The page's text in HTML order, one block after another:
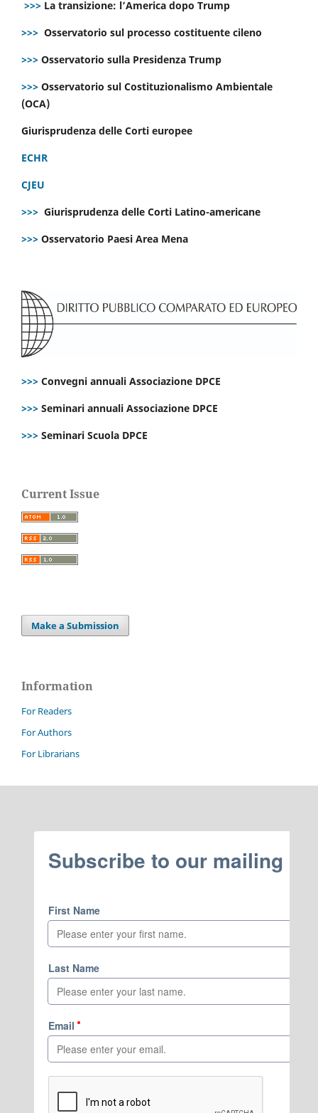
>>> La transizione: l’America dopo Trump
>>> Osservatorio sul processo costituente cileno
>>> Osservatorio sulla Presidenza Trump
>>> Osservatorio sul Costituzionalismo Ambientale
(OCA)
Giurisprudenza delle Corti europee
ECHR
CJEU
>>> Giurisprudenza delle Corti Latino-americane
>>> Osservatorio Paesi Area Mena
>>> Convegni annuali Associazione DPCE
>>> Seminari annuali Associazione DPCE
>>> Seminari Scuola DPCE
Current Issue
Make a Submission
Information
For Readers
For Authors
For Librarians